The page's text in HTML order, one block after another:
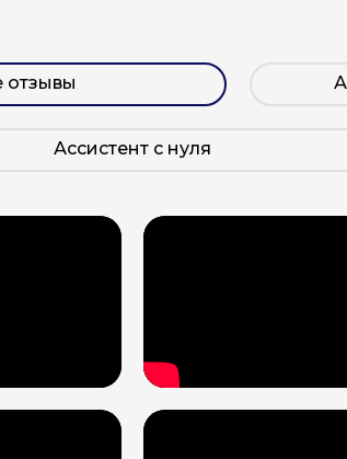
Ассистент с нуля
отзывы